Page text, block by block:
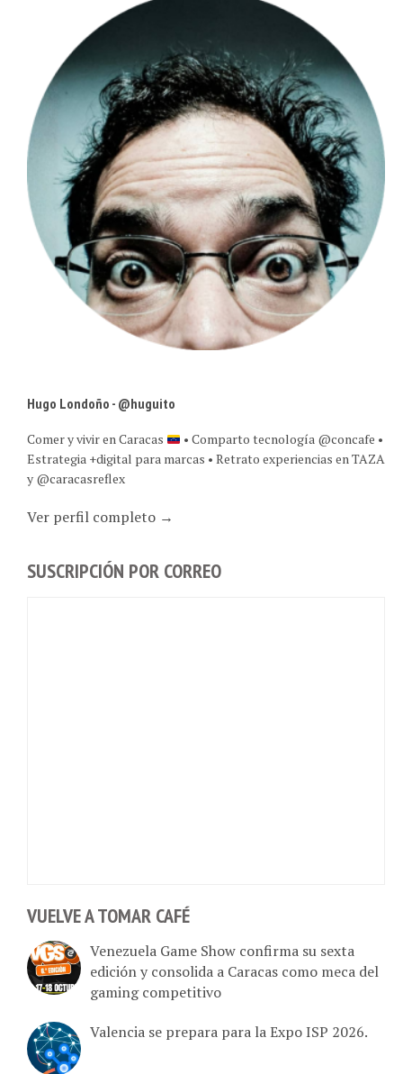
Estrategia +digital para marcas • Retrato experiencias en TAZA
y @caracasreflex
Venezuela Game Show confirma su sexta
edición y consolida a Caracas como meca del
gaming competitivo